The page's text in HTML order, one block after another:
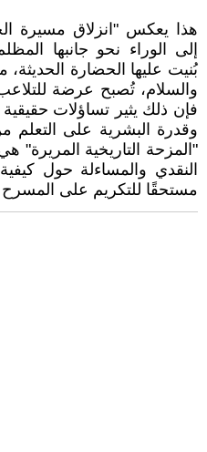
هذا يعكس "انزلاق مسيرة
إلى الوراء نحو جانبها
بُنيت عليها الحضارة
والسلام، تُصبح عرضة
فإن ذلك يثير تساؤلات
وقدرة البشرية على
"المزحة التاريخية المريرة"
النقدي والمساءلة حول
مستحقًا للتكريم على المسرح